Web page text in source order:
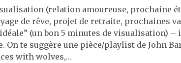
(relation amoureuse, prochaine
de rêve, projet de retraite, prochaines
(un bon 5 minutes de visualisation) –
On te suggère une pièce/playlist de John
with wolves,…